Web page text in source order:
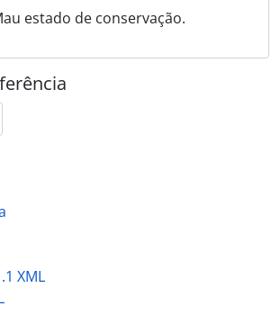
estado de conservação.
XML